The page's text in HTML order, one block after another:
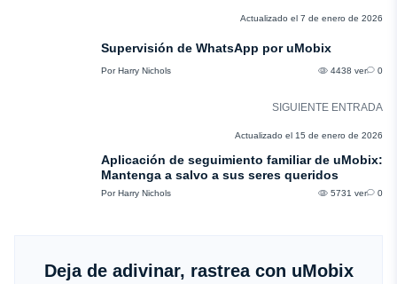
Actualizado el 7 de enero de 2026
Supervisión de WhatsApp por uMobix
Por Harry Nichols 4438 ver 0
SIGUIENTE ENTRADA
Actualizado el 15 de enero de 2026
Aplicación de seguimiento familiar de uMobix:
Mantenga a salvo a sus seres queridos
Por Harry Nichols 5731 ver 0
Deja de adivinar, rastrea con uMobix